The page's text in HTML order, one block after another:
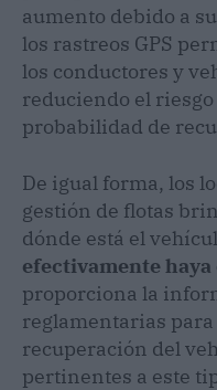
aumento debido a
los rastreos GPS
los conductores y
reduciendo el
probabilidad de
De igual forma, los
gestión de flotas
dónde está el
efectivamente
proporciona la
reglamentarias
recuperación del
pertinentes a este